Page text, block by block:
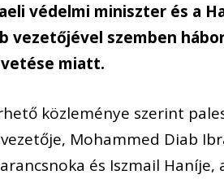
védelmi miniszter és a
szemben
miatt.
közleménye szerint
Mohammed Diab
és Iszmail Haníje,